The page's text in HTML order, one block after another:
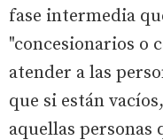
fase intermedia
"concesionarios o
atender a las
que si están
aquellas personas